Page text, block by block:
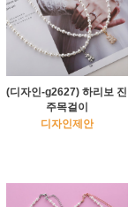
(디자인-g2627) 하리보 진
주목걸이
디자인제안